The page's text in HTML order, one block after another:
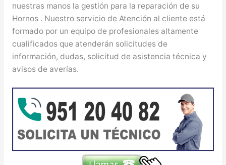
nuestras manos la gestión para la reparación de su
Hornos . Nuestro servicio de Atención al cliente está
formado por un equipo de profesionales altamente
cualificados que atenderán solicitudes de
información, dudas, solicitud de asistencia técnica y
avisos de averías.